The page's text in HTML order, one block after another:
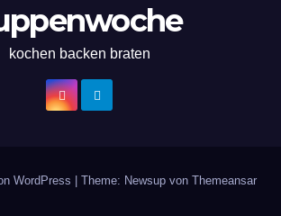
kochen backen braten
WordPress Theme: Newsup von Themeansar